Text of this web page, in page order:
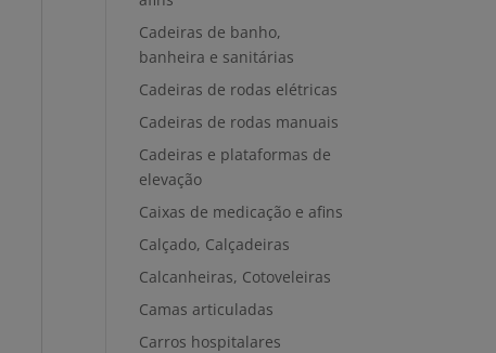
Cadeiras de banho,
banheira e sanitárias
Cadeiras de rodas elétricas
Cadeiras de rodas manuais
Cadeiras e plataformas de
elevação
Caixas de medicação e afins
Calçado, Calçadeiras
Calcanheiras, Cotoveleiras
Camas articuladas
Carros hospitalares